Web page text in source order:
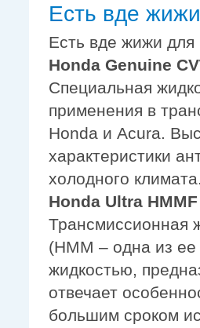
Есть вде
Есть вде жижи для
Honda Genuine
Специальная
применения в
Honda и Acura.
характеристики
холодного
Honda Ultra
Трансмиссионная
(НММ – одна из ее
жидкостью,
отвечает
большим сроком